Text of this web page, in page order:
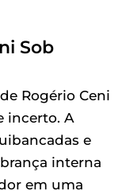
Sob
Rogério Ceni
incerto. A
e
interna
em uma